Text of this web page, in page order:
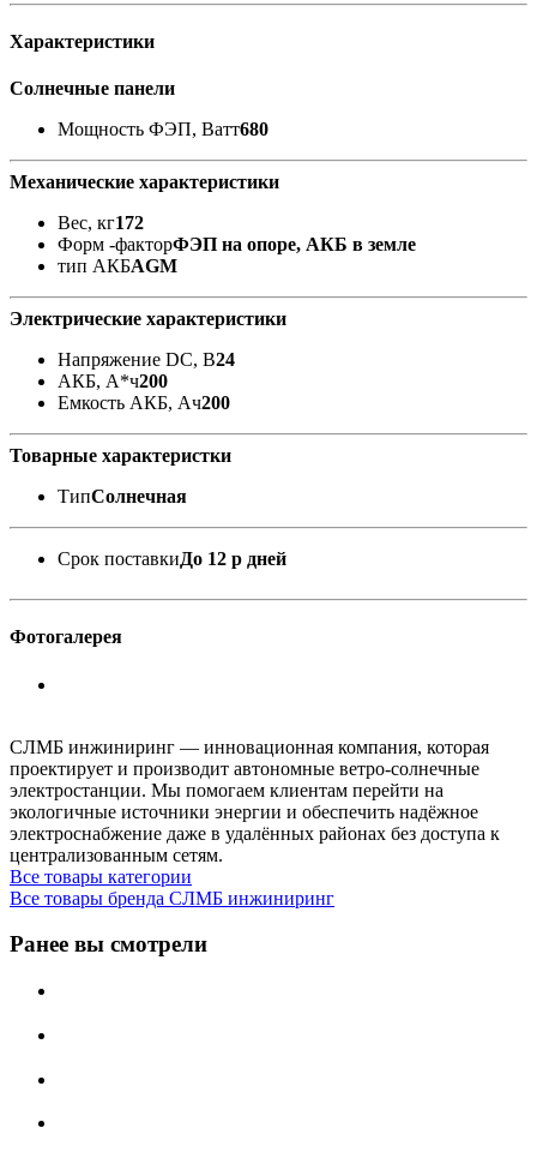
Характеристики
Солнечные панели
Мощность ФЭП, Ватт680
Механические характеристики
Вес, кг172
Форм -факторФЭП на опоре, АКБ в земле
тип АКБAGM
Электрические характеристики
Напряжение DC, В24
АКБ, А*ч200
Емкость АКБ, Ач200
Товарные характеристки
ТипСолнечная
Срок поставкиДо 12 р дней
Фотогалерея
СЛМБ инжиниринг — инновационная компания, которая
проектирует и производит автономные ветро‑солнечные
электростанции. Мы помогаем клиентам перейти на
экологичные источники энергии и обеспечить надёжное
электроснабжение даже в удалённых районах без доступа к
централизованным сетям.
Все товары категории
Все товары бренда СЛМБ инжиниринг
Ранее вы смотрели